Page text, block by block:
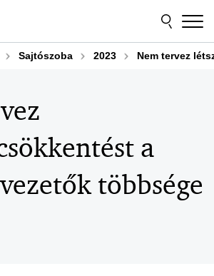
Sajtószoba 2023 Nem tervez
a
többsége